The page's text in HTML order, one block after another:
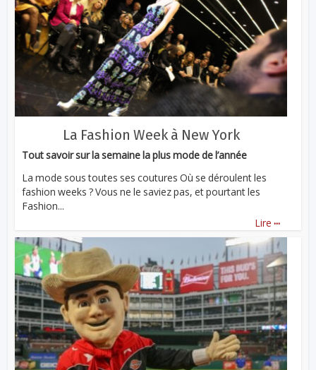
La Fashion Week à New York
Tout savoir sur la semaine la plus mode de l’année
La mode sous toutes ses coutures Où se déroulent les
fashion weeks ? Vous ne le saviez pas, et pourtant les
Fashion...
Lire ...